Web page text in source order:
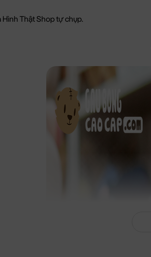
Hình Thật Shop tự chụp.